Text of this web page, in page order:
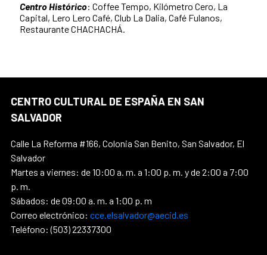
Centro Histórico: Coffee Tempo, Kilómetro Cero, La
Capital, Lero Lero Café, Club La Dalia, Café Fulanos,
Restaurante CHACHACHÁ.
CENTRO CULTURAL DE ESPAÑA EN SAN
SALVADOR
Calle La Reforma #166, Colonia San Benito, San Salvador, El
Salvador
Martes a viernes: de 10:00 a. m. a 1:00 p. m. y de 2:00 a 7:00
p. m.
Sábados: de 09:00 a. m. a 1:00 p. m
Correo electrónico: cce.elsalvador@aecid.es
Teléfono: (503) 22337300